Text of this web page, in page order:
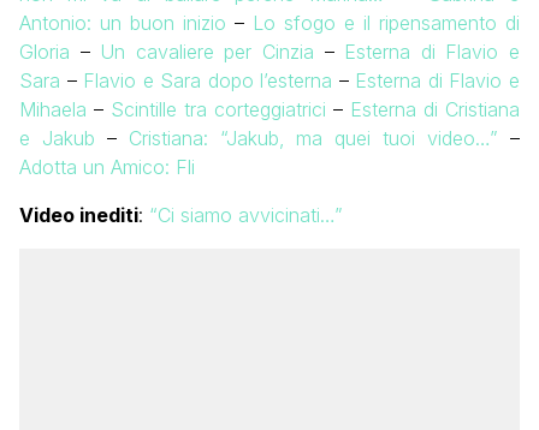
Antonio: un buon inizio – Lo sfogo e il ripensamento di
Gloria – Un cavaliere per Cinzia – Esterna di Flavio e
Sara – Flavio e Sara dopo l’esterna – Esterna di Flavio e
Mihaela – Scintille tra corteggiatrici – Esterna di Cristiana
e Jakub – Cristiana: “Jakub, ma quei tuoi video…” –
Adotta un Amico: Fli
Video inediti: “Ci siamo avvicinati…”